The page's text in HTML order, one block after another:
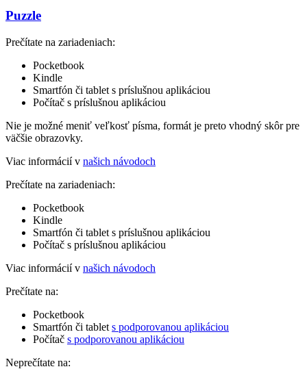
Puzzle
Prečítate na zariadeniach:
Pocketbook
Kindle
Smartfón či tablet s príslušnou aplikáciou
Počítač s príslušnou aplikáciou
Nie je možné meniť veľkosť písma, formát je preto vhodný skôr pre
väčšie obrazovky.
Viac informácií v našich návodoch
Prečítate na zariadeniach:
Pocketbook
Kindle
Smartfón či tablet s príslušnou aplikáciou
Počítač s príslušnou aplikáciou
Viac informácií v našich návodoch
Prečítate na:
Pocketbook
Smartfón či tablet s podporovanou aplikáciou
Počítač s podporovanou aplikáciou
Neprečítate na: